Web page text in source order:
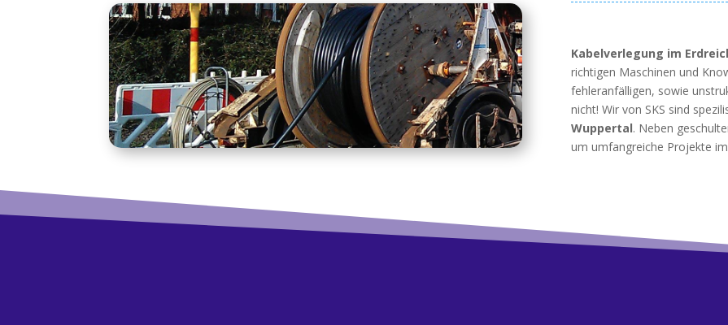
Kabelverlegung im
richtigen Maschinen und
fehleranfälligen, sowie
nicht! Wir von SKS sind
Wuppertal. Neben
um umfangreiche Projekte im